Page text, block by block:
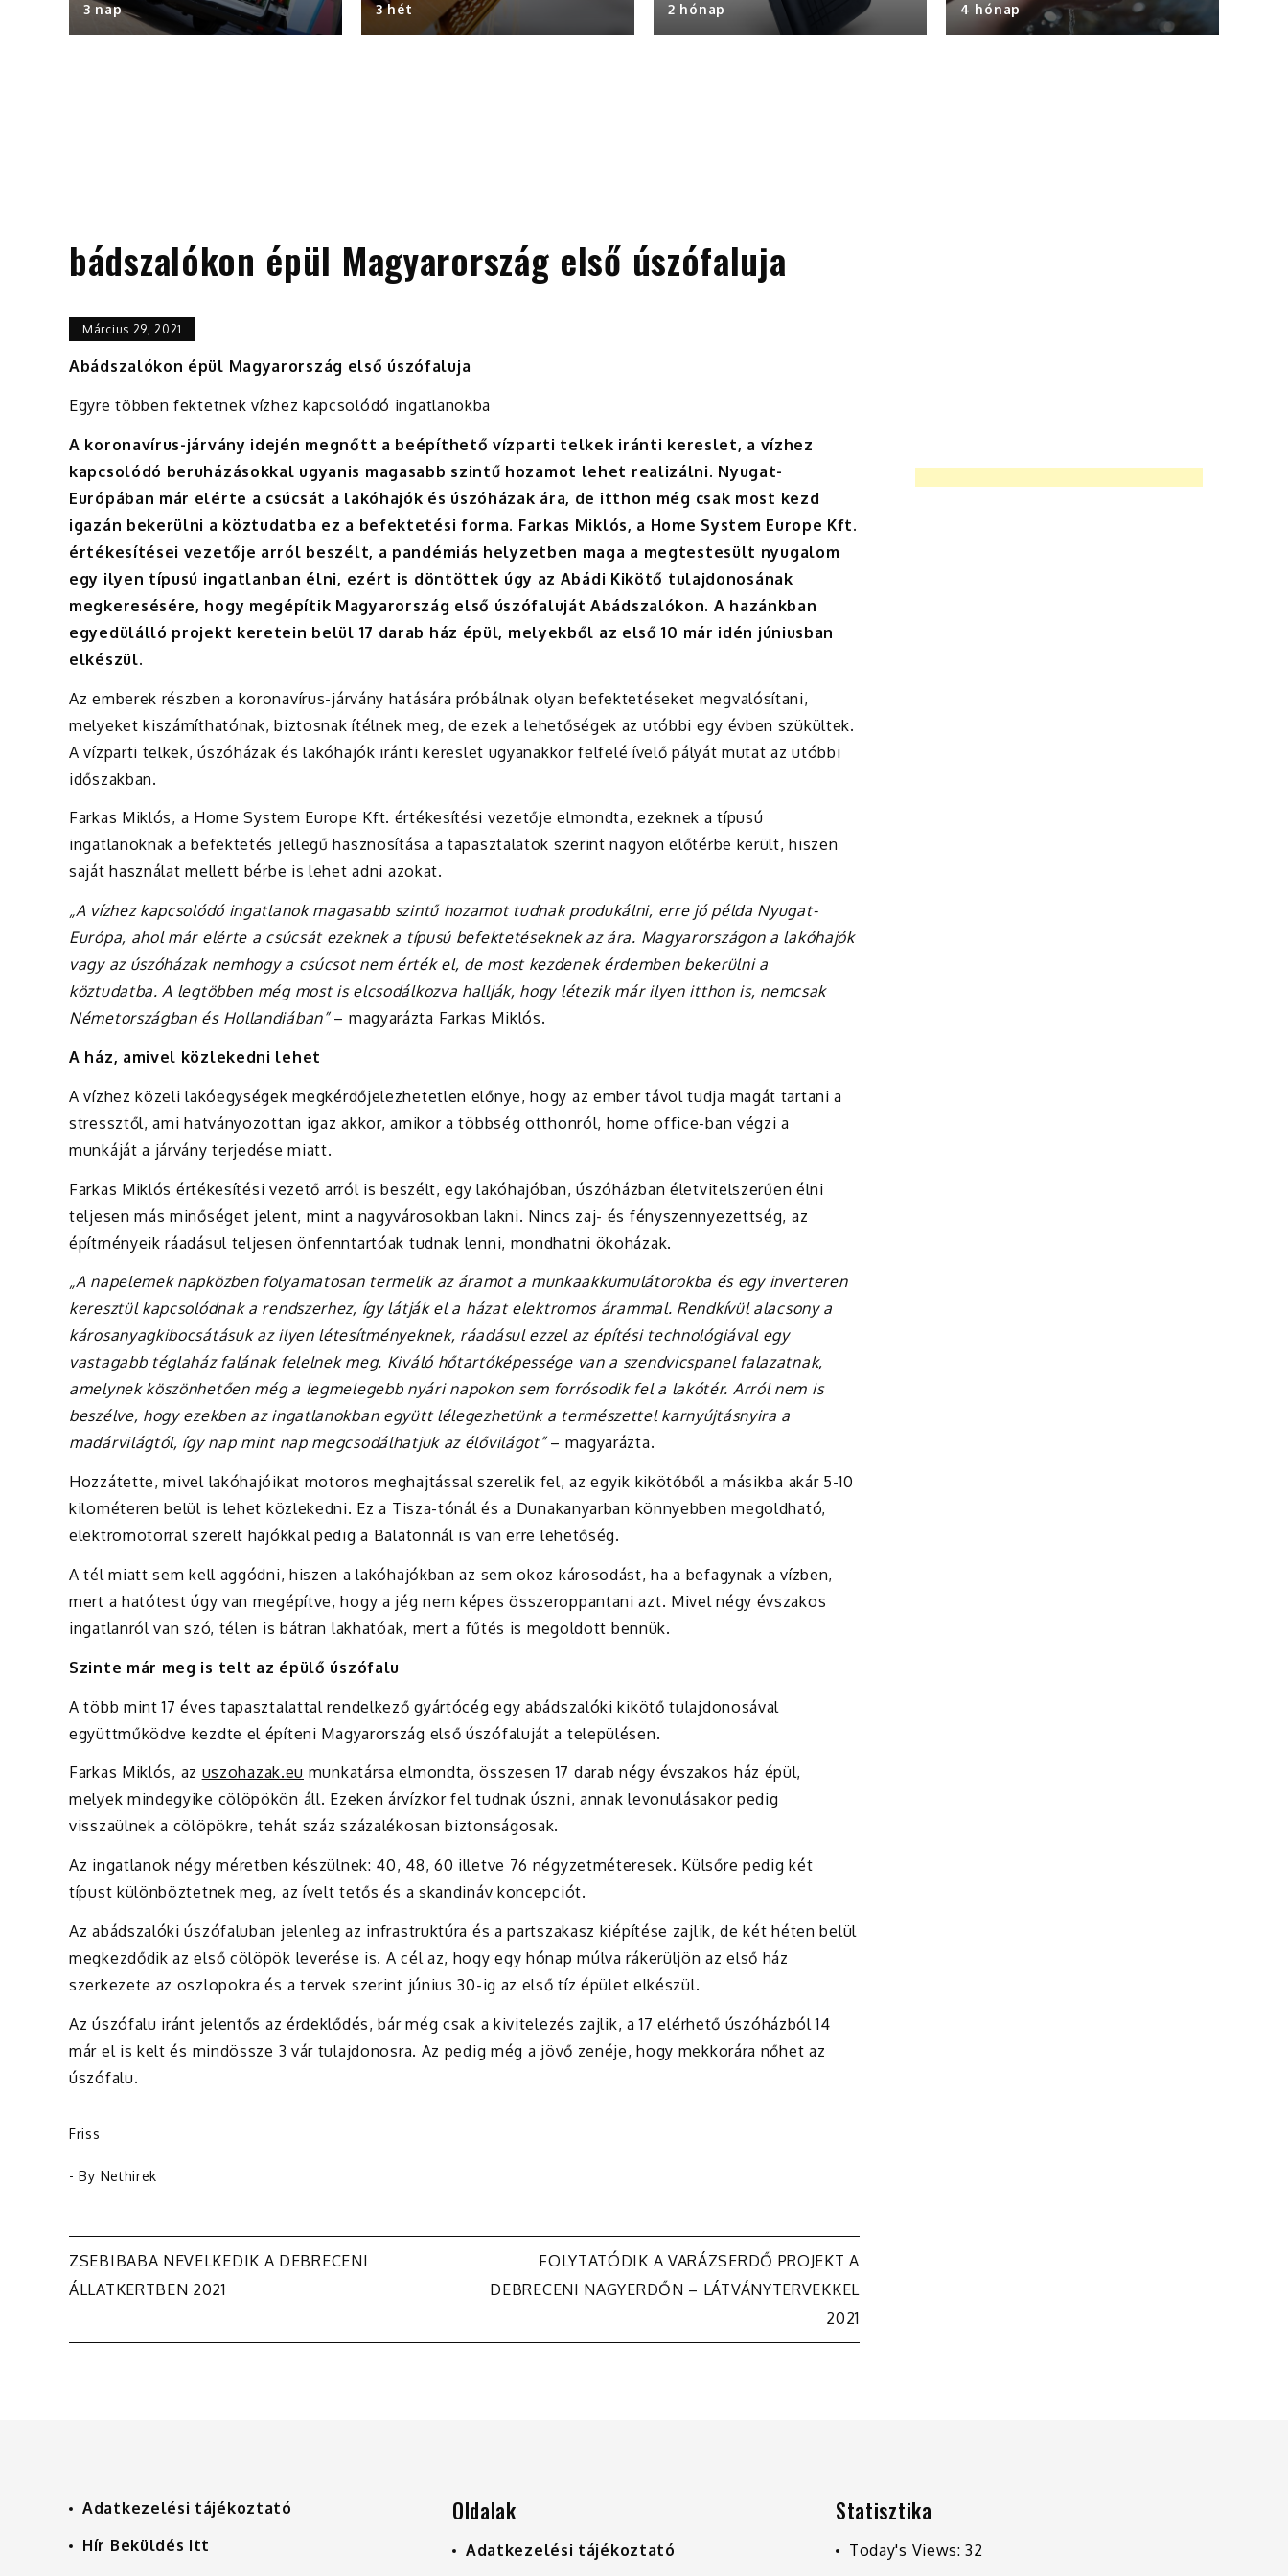
3 nap 3 hét 2 hónap 4 hónap
bádszalókon épül Magyarország első úszófaluja
Március 29, 2021
Abádszalókon épül Magyarország első úszófaluja
Egyre többen fektetnek vízhez kapcsolódó ingatlanokba
A koronavírus-járvány idején megnőtt a beépíthető vízparti telkek iránti kereslet, a vízhez
kapcsolódó beruházásokkal ugyanis magasabb szintű hozamot lehet realizálni. Nyugat-
Európában már elérte a csúcsát a lakóhajók és úszóházak ára, de itthon még csak most kezd
igazán bekerülni a köztudatba ez a befektetési forma. Farkas Miklós, a Home System Europe Kft.
értékesítései vezetője arról beszélt, a pandémiás helyzetben maga a megtestesült nyugalom
egy ilyen típusú ingatlanban élni, ezért is döntöttek úgy az Abádi Kikötő tulajdonosának
megkeresésére, hogy megépítik Magyarország első úszófaluját Abádszalókon. A hazánkban
egyedülálló projekt keretein belül 17 darab ház épül, melyekből az első 10 már idén júniusban
elkészül.
Az emberek részben a koronavírus-járvány hatására próbálnak olyan befektetéseket megvalósítani,
melyeket kiszámíthatónak, biztosnak ítélnek meg, de ezek a lehetőségek az utóbbi egy évben szükültek.
A vízparti telkek, úszóházak és lakóhajók iránti kereslet ugyanakkor felfelé ívelő pályát mutat az utóbbi
időszakban.
Farkas Miklós, a Home System Europe Kft. értékesítési vezetője elmondta, ezeknek a típusú
ingatlanoknak a befektetés jellegű hasznosítása a tapasztalatok szerint nagyon előtérbe került, hiszen
saját használat mellett bérbe is lehet adni azokat.
„A vízhez kapcsolódó ingatlanok magasabb szintű hozamot tudnak produkálni, erre jó példa Nyugat-
Európa, ahol már elérte a csúcsát ezeknek a típusú befektetéseknek az ára. Magyarországon a lakóhajók
vagy az úszóházak nemhogy a csúcsot nem érték el, de most kezdenek érdemben bekerülni a
köztudatba. A legtöbben még most is elcsodálkozva hallják, hogy létezik már ilyen itthon is, nemcsak
Németországban és Hollandiában”– magyarázta Farkas Miklós.
A ház, amivel közlekedni lehet
A vízhez közeli lakóegységek megkérdőjelezhetetlen előnye, hogy az ember távol tudja magát tartani a
stressztől, ami hatványozottan igaz akkor, amikor a többség otthonról, home office-ban végzi a
munkáját a járvány terjedése miatt.
Farkas Miklós értékesítési vezető arról is beszélt, egy lakóhajóban, úszóházban életvitelszerűen élni
teljesen más minőséget jelent, mint a nagyvárosokban lakni. Nincs zaj- és fényszennyezettség, az
építményeik ráadásul teljesen önfenntartóak tudnak lenni, mondhatni ökoházak.
„A napelemek napközben folyamatosan termelik az áramot a munkaakkumulátorokba és egy inverteren
keresztül kapcsolódnak a rendszerhez, így látják el a házat elektromos árammal. Rendkívül alacsony a
károsanyagkibocsátásuk az ilyen létesítményeknek, ráadásul ezzel az építési technológiával egy
vastagabb téglaház falának felelnek meg. Kiváló hőtartóképessége van a szendvicspanel falazatnak,
amelynek köszönhetően még a legmelegebb nyári napokon sem forrósodik fel a lakótér. Arról nem is
beszélve, hogy ezekben az ingatlanokban együtt lélegezhetünk a természettel karnyújtásnyira a
madárvilágtól, így nap mint nap megcsodálhatjuk az élővilágot”– magyarázta.
Hozzátette, mivel lakóhajóikat motoros meghajtással szerelik fel, az egyik kikötőből a másikba akár 5-10
kilométeren belül is lehet közlekedni. Ez a Tisza-tónál és a Dunakanyarban könnyebben megoldható,
elektromotorral szerelt hajókkal pedig a Balatonnál is van erre lehetőség.
A tél miatt sem kell aggódni, hiszen a lakóhajókban az sem okoz károsodást, ha a befagynak a vízben,
mert a hatótest úgy van megépítve, hogy a jég nem képes összeroppantani azt. Mivel négy évszakos
ingatlanról van szó, télen is bátran lakhatóak, mert a fűtés is megoldott bennük.
Szinte már meg is telt az épülő úszófalu
A több mint 17 éves tapasztalattal rendelkező gyártócég egy abádszalóki kikötő tulajdonosával
együttműködve kezdte el építeni Magyarország első úszófaluját a településen.
Farkas Miklós, az uszohazak.eu munkatársa elmondta, összesen 17 darab négy évszakos ház épül,
melyek mindegyike cölöpökön áll. Ezeken árvízkor fel tudnak úszni, annak levonulásakor pedig
visszaülnek a cölöpökre, tehát száz százalékosan biztonságosak.
Az ingatlanok négy méretben készülnek: 40, 48, 60 illetve 76 négyzetméteresek. Külsőre pedig két
típust különböztetnek meg, az ívelt tetős és a skandináv koncepciót.
Az abádszalóki úszófaluban jelenleg az infrastruktúra és a partszakasz kiépítése zajlik, de két héten belül
megkezdődik az első cölöpök leverése is. A cél az, hogy egy hónap múlva rákerüljön az első ház
szerkezete az oszlopokra és a tervek szerint június 30-ig az első tíz épület elkészül.
Az úszófalu iránt jelentős az érdeklődés, bár még csak a kivitelezés zajlik, a 17 elérhető úszóházból 14
már el is kelt és mindössze 3 vár tulajdonosra. Az pedig még a jövő zenéje, hogy mekkorára nőhet az
úszófalu.
Friss
- By Nethirek
Bejegyzés
ZSEBIBABA NEVELKEDIK A DEBRECENI
ÁLLATKERTBEN 2021
FOLYTATÓDIK A VARÁZSERDŐ PROJEKT A
DEBRECENI NAGYERDŐN – LÁTVÁNYTERVEKKEL
2021
Adatkezelési tájékoztató
Hír Beküldés Itt
Oldalak
Adatkezelési tájékoztató
Statisztika
Today's Views:32